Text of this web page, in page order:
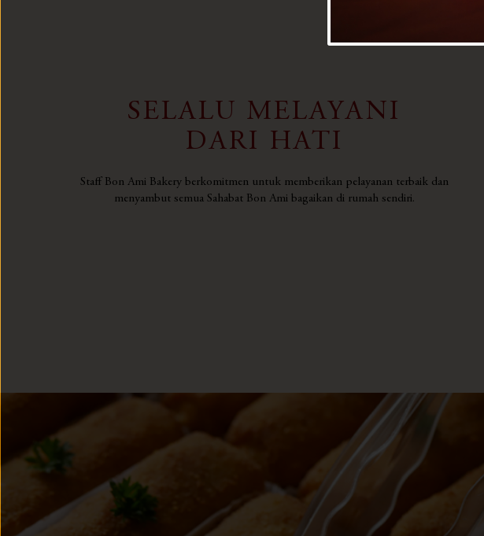
SELALU MELAYANI
DARI HATI
Staff Bon Ami Bakery berkomitmen untuk memberikan pelayanan terbaik dan
menyambut semua Sahabat Bon Ami bagaikan di rumah sendiri.